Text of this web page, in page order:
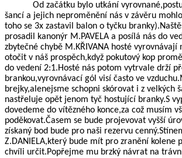
Od začátku bylo utkání
šancí a jejich neproměnění nás v závěru
toho se 3x zastavil balon o tyčku
prosadil kanonýr M.PAVELA a posílá nás do
zbytečné chybě M.KŘIVANA hosté
otočit v náš prospěch,když pokutový kop
do vedení 2:1.Hosté nás potom vytrvale drží
brankou,vyrovnávací gól visí často ve
brejky,alenejsme schopni skórovat i z velkých
nastřeluje opět jenom tyč hostující branky.S
dovedeme do vítězného konce,za což musím
poděkovat.Časem se bude projevovat vyšší
získaný bod bude pro naši rezervu
Z.DANIELA,který bude mít pro zranění kolene
chvíli určit.Popřejme mu brzký návrat na